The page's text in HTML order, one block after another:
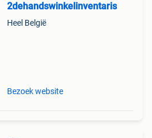
2dehandswinkelinventaris
Heel België
Bezoek website